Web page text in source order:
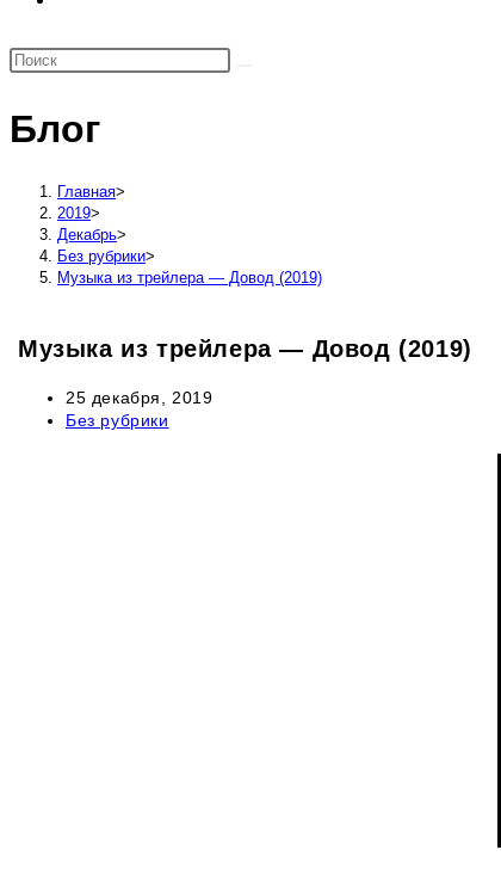
по
сайту
Блог
Главная>
2019>
Декабрь>
Без рубрики>
Музыка из трейлера — Довод (2019)
Музыка из трейлера — Довод (2019)
Запись
опубликована:
25 декабря, 2019
Рубрика
Без рубрики